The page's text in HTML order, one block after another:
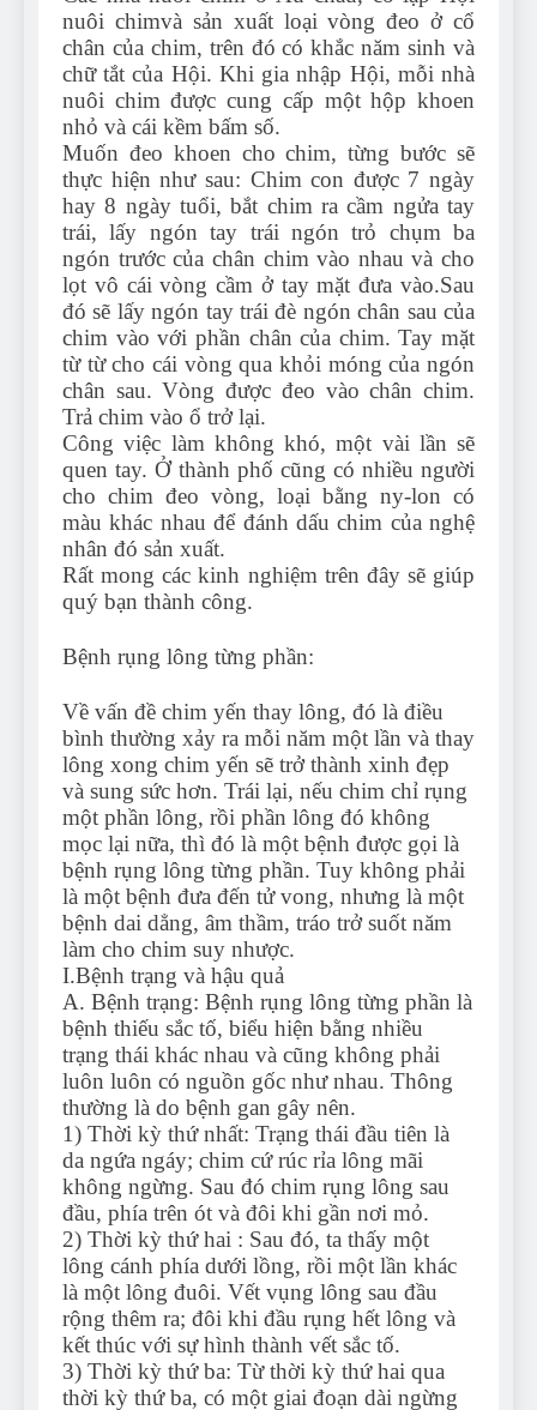
nuôi chimvà sản xuất loại vòng đeo ở cổ
chân của chim, trên đó có khắc năm sinh và
chữ tắt của Hội. Khi gia nhập Hội, mỗi nhà
nuôi chim được cung cấp một hộp khoen
nhỏ và cái kềm bấm số.
Muốn đeo khoen cho chim, từng bước sẽ
thực hiện như sau: Chim con được 7 ngày
hay 8 ngày tuổi, bắt chim ra cầm ngửa tay
trái, lấy ngón tay trái ngón trỏ chụm ba
ngón trước của chân chim vào nhau và cho
lọt vô cái vòng cầm ở tay mặt đưa vào.Sau
đó sẽ lấy ngón tay trái đè ngón chân sau của
chim vào với phần chân của chim. Tay mặt
từ từ cho cái vòng qua khỏi móng của ngón
chân sau. Vòng được đeo vào chân chim.
Trả chim vào ổ trở lại.
Công việc làm không khó, một vài lần sẽ
quen tay. Ở thành phố cũng có nhiều người
cho chim đeo vòng, loại bằng ny-lon có
màu khác nhau để đánh dấu chim của nghệ
nhân đó sản xuất.
Rất mong các kinh nghiệm trên đây sẽ giúp
quý bạn thành công.
Bệnh rụng lông từng phần:
Về vấn đề chim yến thay lông, đó là điều
bình thường xảy ra mỗi năm một lần và thay
lông xong chim yến sẽ trở thành xinh đẹp
và sung sức hơn. Trái lại, nếu chim chỉ rụng
một phần lông, rồi phần lông đó không
mọc lại nữa, thì đó là một bệnh được gọi là
bệnh rụng lông từng phần. Tuy không phải
là một bệnh đưa đến tử vong, nhưng là một
bệnh dai dẳng, âm thầm, tráo trở suốt năm
làm cho chim suy nhược.
I.Bệnh trạng và hậu quả
A. Bệnh trạng: Bệnh rụng lông từng phần là
bệnh thiếu sắc tố, biểu hiện bằng nhiều
trạng thái khác nhau và cũng không phải
luôn luôn có nguồn gốc như nhau. Thông
thường là do bệnh gan gây nên.
1) Thời kỳ thứ nhất: Trạng thái đầu tiên là
da ngứa ngáy; chim cứ rúc rỉa lông mãi
không ngừng. Sau đó chim rụng lông sau
đầu, phía trên ót và đôi khi gần nơi mỏ.
2) Thời kỳ thứ hai : Sau đó, ta thấy một
lông cánh phía dưới lồng, rồi một lần khác
là một lông đuôi. Vết vụng lông sau đầu
rộng thêm ra; đôi khi đầu rụng hết lông và
kết thúc với sự hình thành vết sắc tố.
3) Thời kỳ thứ ba: Từ thời kỳ thứ hai qua
thời kỳ thứ ba, có một giai đoạn dài ngừng